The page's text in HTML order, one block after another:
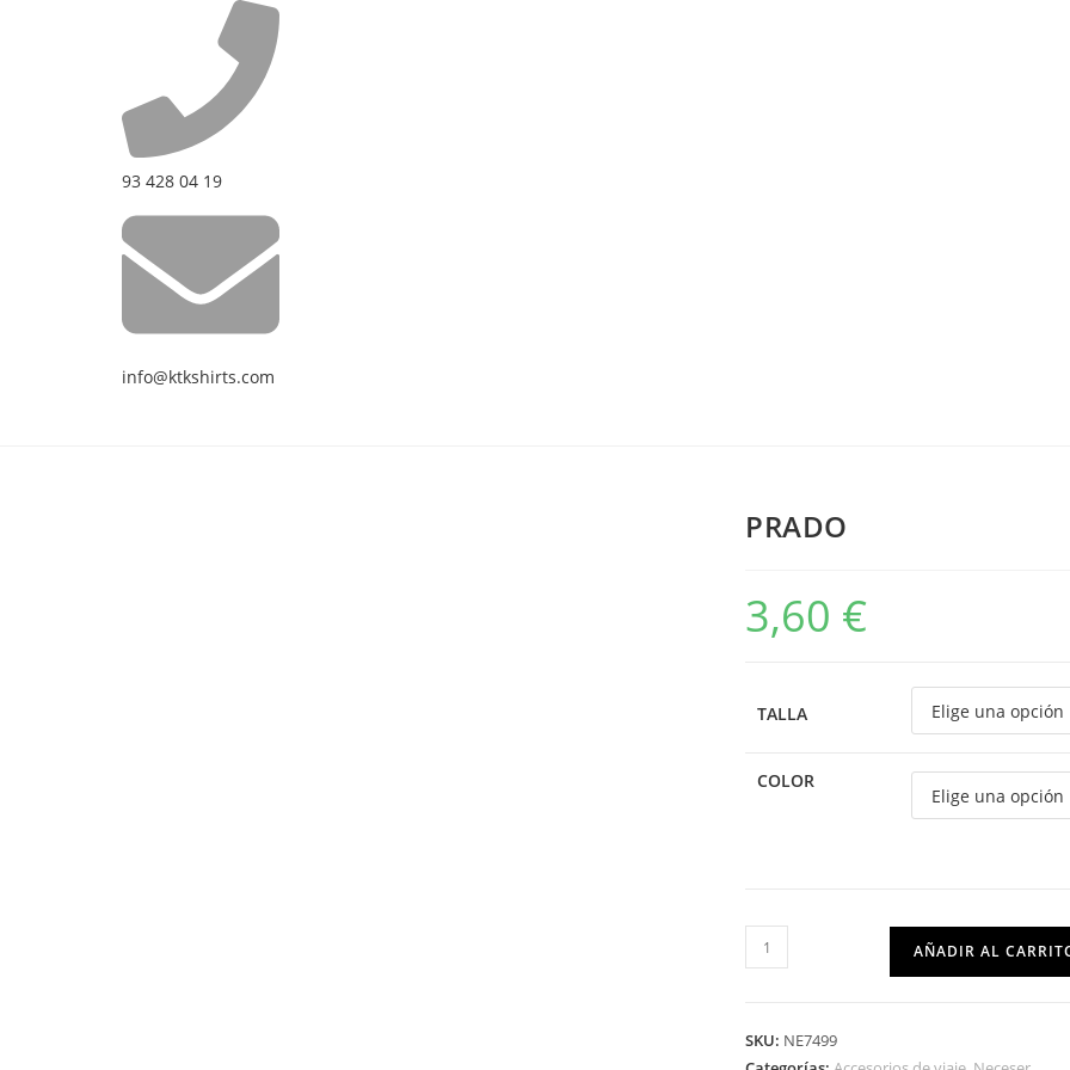
93 428 04 19
info@ktkshirts.com
PRADO
3,60 €
TALLA
COLOR
AÑADIR AL
SKU: NE7499